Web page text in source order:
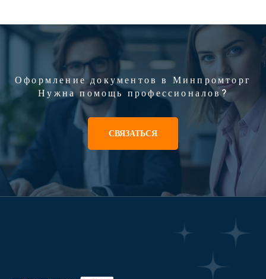
Оформление документов в Минпромторг
Нужна помощь профессионалов?
СВЯЗАТЬСЯ